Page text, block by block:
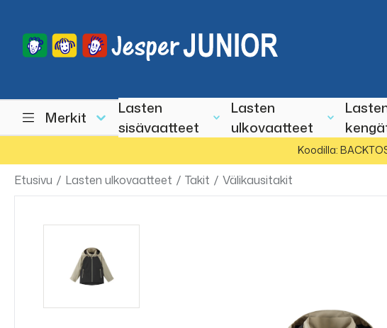
Merkit
Lasten
sisävaatteet
Lasten
ulkovaatteet
Koodilla:
Etusivu / Lasten ulkovaatteet / Takit / Välikausitakit